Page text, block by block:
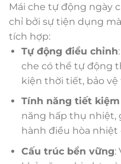
Mái che tự động ngày
chỉ bởi sự tiện dụng
tích hợp:
Tự động điều chỉnh
che có thể tự động
kiện thời tiết, bảo
Tính năng tiết
năng hấp thụ nhiệt,
hành điều hòa nhiệt
Cấu trúc bền vững: